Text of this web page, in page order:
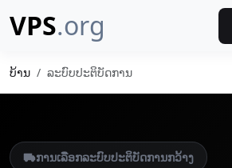
VPS.org
ບ້ານ ລະບົບ​ປະຕິບັດການ
ການ​ເລືອກ​ລະບົບ​ປະຕິບັດການ​ກວ້າງ